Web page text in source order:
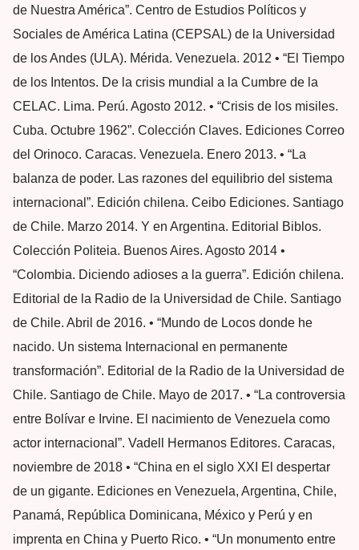
de Nuestra América”. Centro de Estudios Políticos y
Sociales de América Latina (CEPSAL) de la Universidad
de los Andes (ULA). Mérida. Venezuela. 2012 • “El Tiempo
de los Intentos. De la crisis mundial a la Cumbre de la
CELAC. Lima. Perú. Agosto 2012. • “Crisis de los misiles.
Cuba. Octubre 1962”. Colección Claves. Ediciones Correo
del Orinoco. Caracas. Venezuela. Enero 2013. • “La
balanza de poder. Las razones del equilibrio del sistema
internacional”. Edición chilena. Ceibo Ediciones. Santiago
de Chile. Marzo 2014. Y en Argentina. Editorial Biblos.
Colección Politeia. Buenos Aires. Agosto 2014 •
“Colombia. Diciendo adioses a la guerra”. Edición chilena.
Editorial de la Radio de la Universidad de Chile. Santiago
de Chile. Abril de 2016. • “Mundo de Locos donde he
nacido. Un sistema Internacional en permanente
transformación”. Editorial de la Radio de la Universidad de
Chile. Santiago de Chile. Mayo de 2017. • “La controversia
entre Bolívar e Irvine. El nacimiento de Venezuela como
actor internacional”. Vadell Hermanos Editores. Caracas,
noviembre de 2018 • “China en el siglo XXI El despertar
de un gigante. Ediciones en Venezuela, Argentina, Chile,
Panamá, República Dominicana, México y Perú y en
imprenta en China y Puerto Rico. • “Un monumento entre